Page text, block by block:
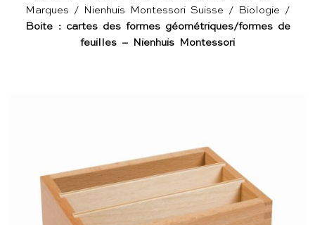
Marques / Nienhuis Montessori Suisse / Biologie /
Boite : cartes des formes géométriques/formes de
feuilles – Nienhuis Montessori